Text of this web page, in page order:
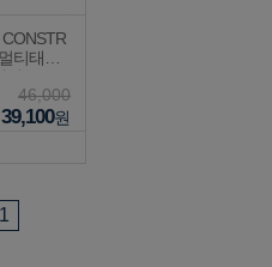
티태스
버 PIP24/
46,000
39,100원
1